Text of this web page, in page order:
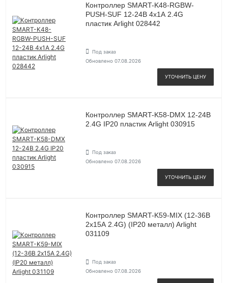
Контроллер SMART-K48-RGBW-
PUSH-SUF 12-24В 4х1А 2.4G
пластик Arlight 028442
Под заказ
Обновлено 07.08.2026
УТОЧНИТЬ ЦЕНУ
Контроллер SMART-K58-DMX 12-24В
2.4G IP20 пластик Arlight 030915
Под заказ
Обновлено 07.08.2026
УТОЧНИТЬ ЦЕНУ
Контроллер SMART-K59-MIX (12-36В
2х15А 2.4G) (IP20 металл) Arlight
031109
Под заказ
Обновлено 07.08.2026